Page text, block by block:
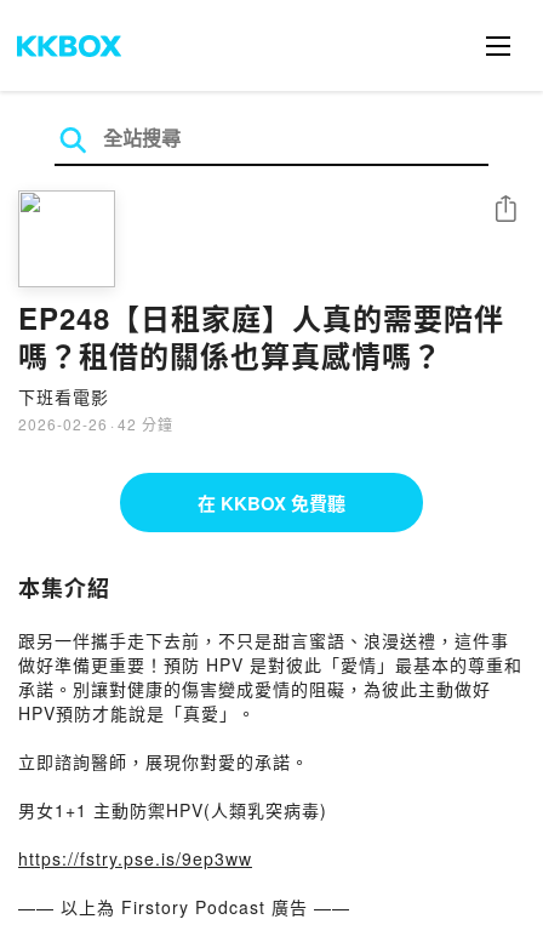
EP248【日租家庭】人真的需要陪伴
嗎？租借的關係也算真感情嗎？
下班看電影
2026-02-26 · 42 分鐘
分享
在 KKBOX 免費聽
本集介紹
跟另一伴攜手走下去前，不只是甜言蜜語、浪漫送禮，這件事
做好準備更重要！預防 HPV 是對彼此「愛情」最基本的尊重和
承諾。別讓對健康的傷害變成愛情的阻礙，為彼此主動做好
HPV預防才能說是「真愛」。
立即諮詢醫師，展現你對愛的承諾。
男女1+1 主動防禦HPV(人類乳突病毒)
https://fstry.pse.is/9ep3ww
—— 以上為 Firstory Podcast 廣告 ——